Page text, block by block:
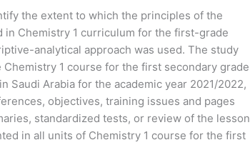
the extent to which the principles of the
Chemistry 1 curriculum for the first-grade
analytical approach was used. The study
1 course for the first secondary grade
Saudi Arabia for the academic year 2021/2022,
objectives, training issues and pages
standardized tests, or review of the lesson
in all units of Chemistry 1 course for the first